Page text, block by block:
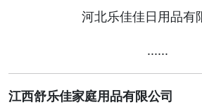
河北乐佳佳日用品有
......
江西舒乐佳家庭用品有限公司